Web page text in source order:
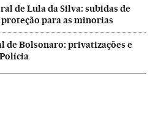
de Lula da Silva: subidas de
para as minorias
de Bolsonaro: privatizações e